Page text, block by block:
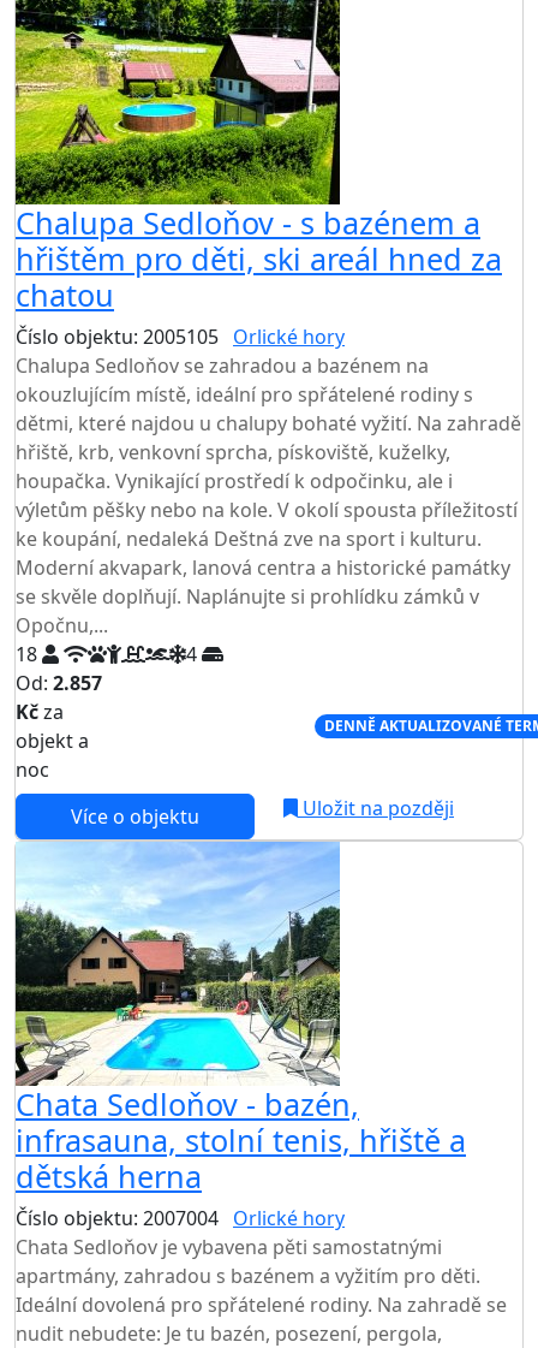
Chalupa Sedloňov - s bazénem a
hřištěm pro děti, ski areál hned za
chatou
Číslo objektu: 2005105 Orlické hory
Chalupa Sedloňov se zahradou a bazénem na
okouzlujícím místě, ideální pro spřátelené rodiny s
dětmi, které najdou u chalupy bohaté vyžití. Na zahradě
hřiště, krb, venkovní sprcha, pískoviště, kuželky,
houpačka. Vynikající prostředí k odpočinku, ale i
výletům pěšky nebo na kole. V okolí spousta příležitostí
ke koupání, nedaleká Deštná zve na sport i kulturu.
Moderní akvapark, lanová centra a historické památky
se skvěle doplňují. Naplánujte si prohlídku zámků v
Opočnu,...
18
4
Od: 2.857
Kčza
objekt a
noc
DENNĚ AKTUALIZOVANÉ
Více o objektu Uložit na později
Chata Sedloňov - bazén,
infrasauna, stolní tenis, hřiště a
dětská herna
Číslo objektu: 2007004 Orlické hory
Chata Sedloňov je vybavena pěti samostatnými
apartmány, zahradou s bazénem a vyžitím pro děti.
Ideální dovolená pro spřátelené rodiny. Na zahradě se
nudit nebudete: Je tu bazén, posezení, pergola,